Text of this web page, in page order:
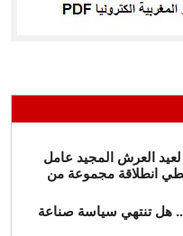
العرش المجيد عامل
انطلاقة مجموعة من
هل تنتهي سياسة صناعة